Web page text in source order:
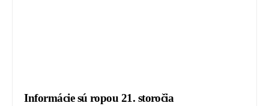
Informácie sú ropou 21. storočia